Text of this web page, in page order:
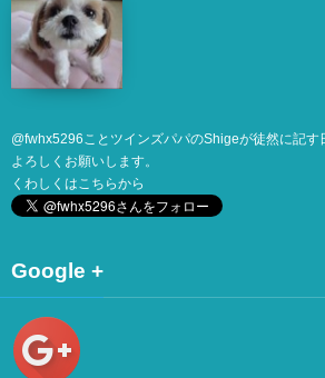
@fwhx5296ことツインズパパのShigeが徒然に記
よろしくお願いします。
くわしくはこちらから
Google +